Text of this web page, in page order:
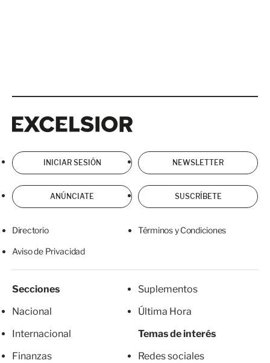
INICIAR SESIÓN NEWSLETTER
ANÚNCIATE SUSCRÍBETE
Directorio Términos y Condiciones
Aviso de Privacidad
Secciones
Nacional
Internacional
Finanzas
Suplementos
Última Hora
Temas de interés
Redes sociales